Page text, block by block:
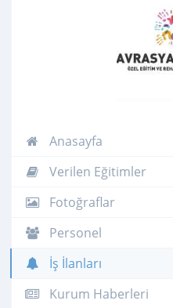
Anasayfa
Verilen Eğitimler
Fotoğraflar
Personel
İş İlanları
Kurum Haberleri